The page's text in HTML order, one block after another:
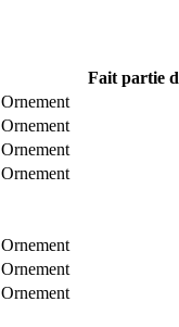
Fait partie
Ornement
Ornement
Ornement
Ornement
Ornement
Ornement
Ornement